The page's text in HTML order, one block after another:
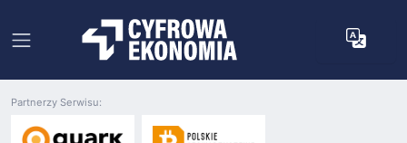
Partnerzy Serwisu: